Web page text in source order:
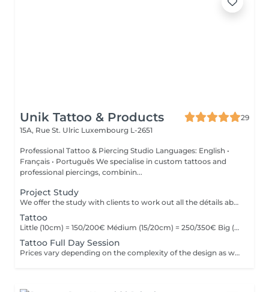
Unik Tattoo & Products
29
15A, Rue St. Ulric Luxembourg L-2651
Professional Tattoo & Piercing Studio Languages: English •
Français • Português We specialise in custom tattoos and
professional piercings, combinin...
Project Study
We offer the study with clients to work out all the détails about their tattoo.
Tattoo
Little (10cm) = 150/200€ Médium (15/20cm) = 250/350€ Big (25cm/+) = start at 400€ Custom quotes per project! The prices vary depending on the complexity of the design as well as the área to be tattoed!
Tattoo Full Day Session
Prices vary depending on the complexity of the design as well as the área to be tattoed.